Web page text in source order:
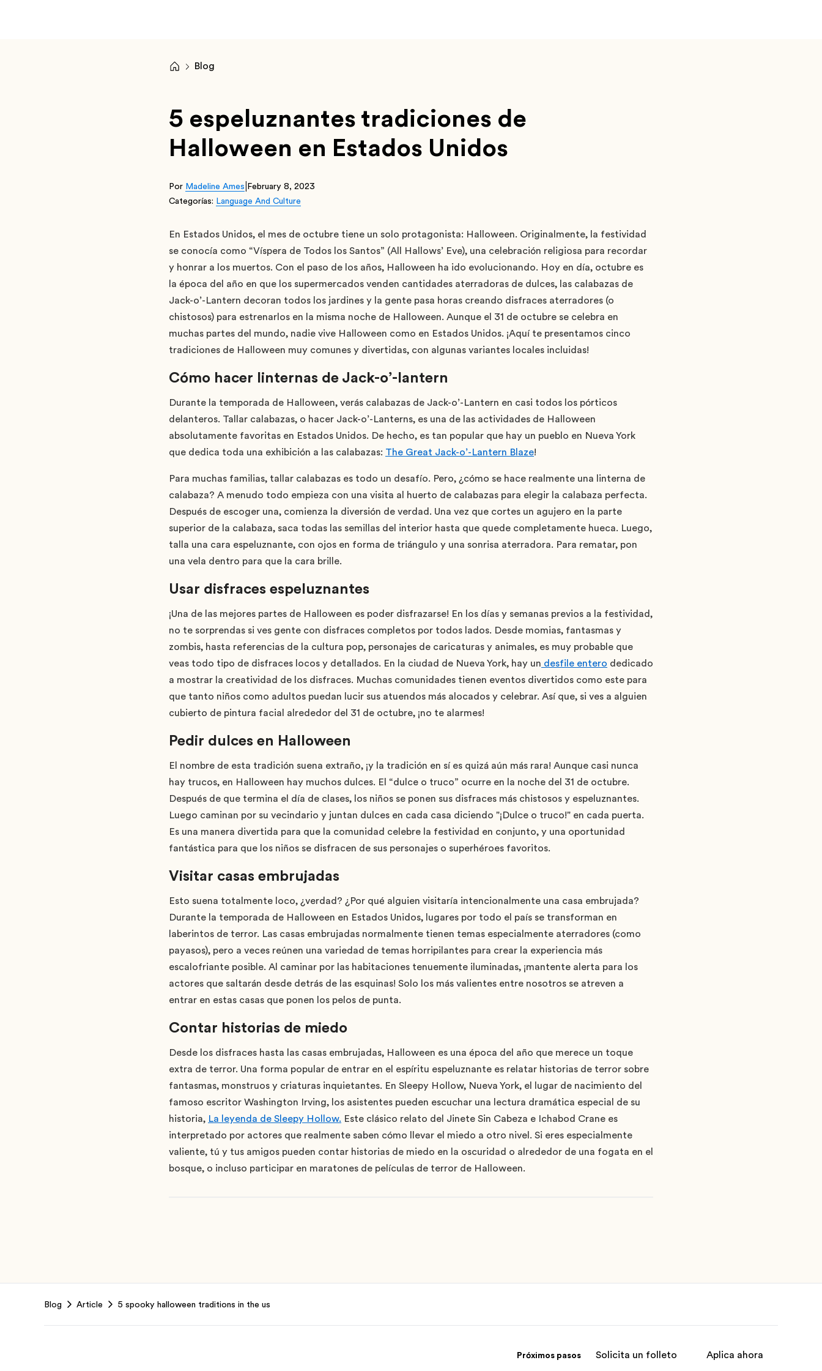
Blog
5 espeluznantes tradiciones de
Halloween en Estados Unidos
Por Madeline Ames February 8, 2023
Categorías: Language And Culture
En Estados Unidos, el mes de octubre tiene un solo protagonista: Halloween. Originalmente, la festividad
se conocía como “Víspera de Todos los Santos” (All Hallows’ Eve), una celebración religiosa para recordar
y honrar a los muertos. Con el paso de los años, Halloween ha ido evolucionando. Hoy en día, octubre es
la época del año en que los supermercados venden cantidades aterradoras de dulces, las calabazas de
Jack-o’-Lantern decoran todos los jardines y la gente pasa horas creando disfraces aterradores (o
chistosos) para estrenarlos en la misma noche de Halloween. Aunque el 31 de octubre se celebra en
muchas partes del mundo, nadie vive Halloween como en Estados Unidos. ¡Aquí te presentamos cinco
tradiciones de Halloween muy comunes y divertidas, con algunas variantes locales incluidas!
Cómo hacer linternas de Jack-o’-lantern
Durante la temporada de Halloween, verás calabazas de Jack-o’-Lantern en casi todos los pórticos
delanteros. Tallar calabazas, o hacer Jack-o’-Lanterns, es una de las actividades de Halloween
absolutamente favoritas en Estados Unidos. De hecho, es tan popular que hay un pueblo en Nueva York
que dedica toda una exhibición a las calabazas: The Great Jack-o’-Lantern Blaze!
Para muchas familias, tallar calabazas es todo un desafío. Pero, ¿cómo se hace realmente una linterna de
calabaza? A menudo todo empieza con una visita al huerto de calabazas para elegir la calabaza perfecta.
Después de escoger una, comienza la diversión de verdad. Una vez que cortes un agujero en la parte
superior de la calabaza, saca todas las semillas del interior hasta que quede completamente hueca. Luego,
talla una cara espeluznante, con ojos en forma de triángulo y una sonrisa aterradora. Para rematar, pon
una vela dentro para que la cara brille.
Usar disfraces espeluznantes
¡Una de las mejores partes de Halloween es poder disfrazarse! En los días y semanas previos a la festividad,
no te sorprendas si ves gente con disfraces completos por todos lados. Desde momias, fantasmas y
zombis, hasta referencias de la cultura pop, personajes de caricaturas y animales, es muy probable que
veas todo tipo de disfraces locos y detallados. En la ciudad de Nueva York, hay un desfile entero dedicado
a mostrar la creatividad de los disfraces. Muchas comunidades tienen eventos divertidos como este para
que tanto niños como adultos puedan lucir sus atuendos más alocados y celebrar. Así que, si ves a alguien
cubierto de pintura facial alrededor del 31 de octubre, ¡no te alarmes!
Pedir dulces en Halloween
El nombre de esta tradición suena extraño, ¡y la tradición en sí es quizá aún más rara! Aunque casi nunca
hay trucos, en Halloween hay muchos dulces. El “dulce o truco” ocurre en la noche del 31 de octubre.
Después de que termina el día de clases, los niños se ponen sus disfraces más chistosos y espeluznantes.
Luego caminan por su vecindario y juntan dulces en cada casa diciendo "¡Dulce o truco!" en cada puerta.
Es una manera divertida para que la comunidad celebre la festividad en conjunto, y una oportunidad
fantástica para que los niños se disfracen de sus personajes o superhéroes favoritos.
Visitar casas embrujadas
Esto suena totalmente loco, ¿verdad? ¿Por qué alguien visitaría intencionalmente una casa embrujada?
Durante la temporada de Halloween en Estados Unidos, lugares por todo el país se transforman en
laberintos de terror. Las casas embrujadas normalmente tienen temas especialmente aterradores (como
payasos), pero a veces reúnen una variedad de temas horripilantes para crear la experiencia más
escalofriante posible. Al caminar por las habitaciones tenuemente iluminadas, ¡mantente alerta para los
actores que saltarán desde detrás de las esquinas! Solo los más valientes entre nosotros se atreven a
entrar en estas casas que ponen los pelos de punta.
Contar historias de miedo
Desde los disfraces hasta las casas embrujadas, Halloween es una época del año que merece un toque
extra de terror. Una forma popular de entrar en el espíritu espeluznante es relatar historias de terror sobre
fantasmas, monstruos y criaturas inquietantes. En Sleepy Hollow, Nueva York, el lugar de nacimiento del
famoso escritor Washington Irving, los asistentes pueden escuchar una lectura dramática especial de su
historia, La leyenda de Sleepy Hollow. Este clásico relato del Jinete Sin Cabeza e Ichabod Crane es
interpretado por actores que realmente saben cómo llevar el miedo a otro nivel. Si eres especialmente
valiente, tú y tus amigos pueden contar historias de miedo en la oscuridad o alrededor de una fogata en el
bosque, o incluso participar en maratones de películas de terror de Halloween.
Blog Article 5 spooky halloween traditions in the us
Próximos pasos Solicita un folleto Aplica ahora